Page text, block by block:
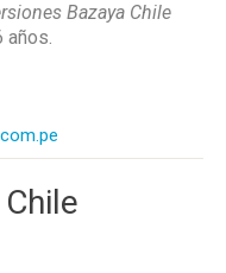
Bazaya Chile
años.